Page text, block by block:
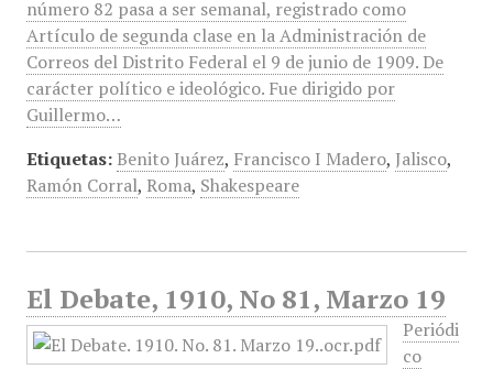
número 82 pasa a ser semanal, registrado como
Artículo de segunda clase en la Administración de
Correos del Distrito Federal el 9 de junio de 1909. De
carácter político e ideológico. Fue dirigido por
Guillermo…
Etiquetas: Benito Juárez, Francisco I Madero, Jalisco,
Ramón Corral, Roma, Shakespeare
El Debate, 1910, No 81, Marzo 19
Periódi
co